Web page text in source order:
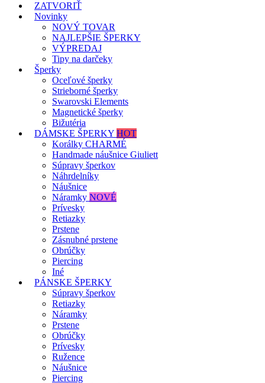
ZATVORIŤ
Novinky
NOVÝ TOVAR
NAJLEPŠIE ŠPERKY
VÝPREDAJ
Tipy na darčeky
Šperky
Oceľové šperky
Strieborné šperky
Swarovski Elements
Magnetické šperky
Bižutéria
DÁMSKE ŠPERKY HOT
Korálky CHARMÉ
Handmade náušnice Giuliett
Súpravy šperkov
Náhrdelníky
Náušnice
Náramky NOVÉ
Prívesky
Retiazky
Prstene
Zásnubné prstene
Obrúčky
Piercing
Iné
PÁNSKE ŠPERKY
Súpravy šperkov
Retiazky
Náramky
Prstene
Obrúčky
Prívesky
Ružence
Náušnice
Piercing